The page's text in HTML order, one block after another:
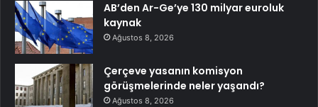
AB’den Ar-Ge’ye 130 milyar euroluk
kaynak
Ağustos 8, 2026
Çerçeve yasanın komisyon
görüşmelerinde neler yaşandı?
Ağustos 8, 2026